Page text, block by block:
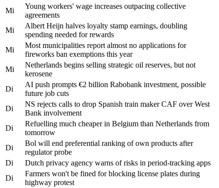
Mi
Young workers' wage increases outpacing collective
agreements
Mi
Albert Heijn halves loyalty stamp earnings, doubling
spending needed for rewards
Mi
Most municipalities report almost no applications for
fireworks ban exemptions this year
Mi
Netherlands begins selling strategic oil reserves, but not
kerosene
Di
AI push prompts €2 billion Rabobank investment, possible
future job cuts
Di
NS rejects calls to drop Spanish train maker CAF over West
Bank involvement
Di
Refuelling much cheaper in Belgium than Netherlands from
tomorrow
Di
Bol will end preferential ranking of own products after
regulator probe
Di
Dutch privacy agency warns of risks in period-tracking apps
Di
Farmers won't be fined for blocking license plates during
highway protest